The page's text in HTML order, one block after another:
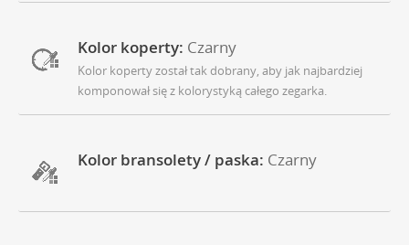
Kolor koperty: Czarny
Kolor koperty został tak dobrany, aby jak najbardziej
komponował się z kolorystyką całego zegarka.
Kolor bransolety / paska: Czarny